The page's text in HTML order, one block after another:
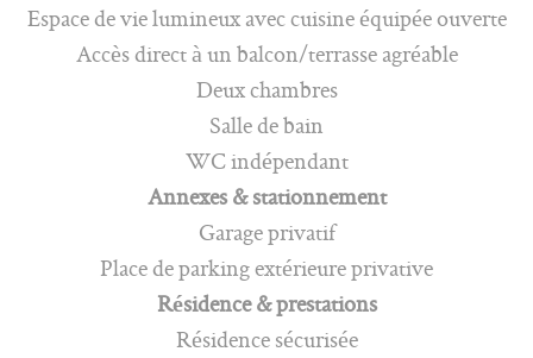
Espace de vie lumineux avec cuisine équipée ouverte
Accès direct à un balcon/terrasse agréable
Deux chambres
Salle de bain
WC indépendant
Annexes & stationnement
Garage privatif
Place de parking extérieure privative
Résidence & prestations
Résidence sécurisée